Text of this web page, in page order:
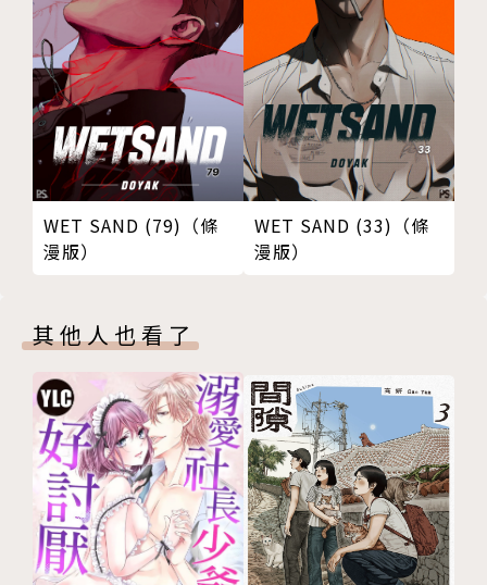
WET SAND (79)（條
漫版）
WET SAND (33)（條
漫版）
其他人也看了